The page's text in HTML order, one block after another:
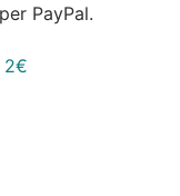
PayPal.
2€